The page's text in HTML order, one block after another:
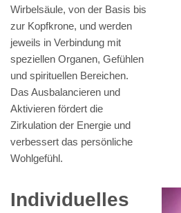
Wirbelsäule, von der Basis bis
zur Kopfkrone, und werden
jeweils in Verbindung mit
speziellen Organen, Gefühlen
und spirituellen Bereichen.
Das Ausbalancieren und
Aktivieren fördert die
Zirkulation der Energie und
verbessert das persönliche
Wohlgefühl.
Individuelles